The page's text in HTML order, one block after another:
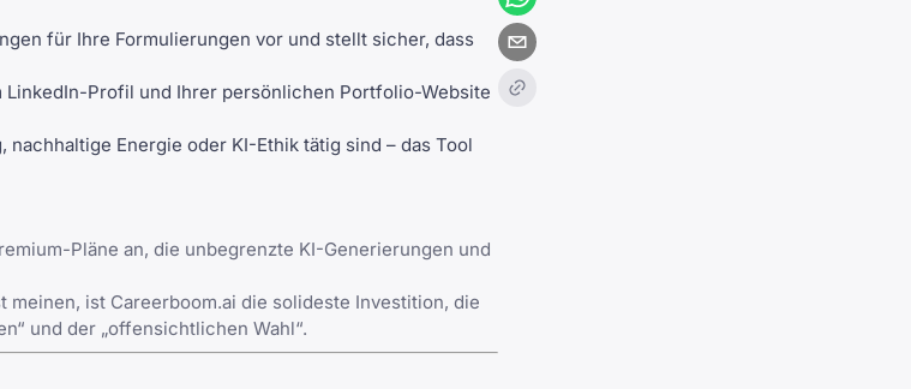
für Ihre Formulierungen vor und stellt sicher, dass
LinkedIn-Profil und Ihrer persönlichen Portfolio-Website
nachhaltige Energie oder KI-Ethik tätig sind – das Tool
Pläne an, die unbegrenzte KI-Generierungen und
ist Careerboom.ai die solideste Investition, die
und der „offensichtlichen Wahl“.